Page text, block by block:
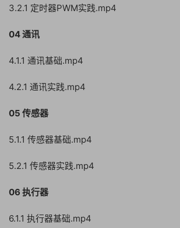
3.2.1 定时器PWM实践.mp4
04 通讯
4.1.1 通讯基础.mp4
4.2.1 通讯实践.mp4
05 传感器
5.1.1 传感器基础.mp4
5.2.1 传感器实践.mp4
06 执行器
6.1.1 执行器基础.mp4